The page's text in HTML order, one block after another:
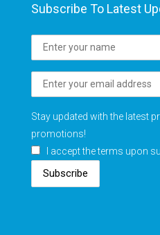
Subscribe To Latest
Stay updated with the latest
promotions!
I accept the terms upon
Subscribe